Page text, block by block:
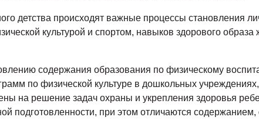
детства происходят важные процессы становления
культурой и спортом, навыков здорового
содержания образования по физическому
по физической культуре в дошкольных
на решение задач охраны и укрепления здоровья
подготовленности, при этом отличаются